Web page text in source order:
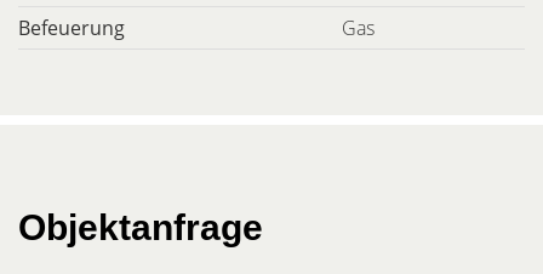
Befeuerung
Gas
Objektanfrage